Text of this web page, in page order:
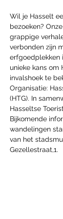
Wil je Hasselt
bezoeken?
grappige
verbonden zijn
erfgoedplekken
unieke kans om
invalshoek te
Organisatie:
(HTG). In
Hasseltse
Bijkomende
wandelingen
van het
Gezellestraat,1.